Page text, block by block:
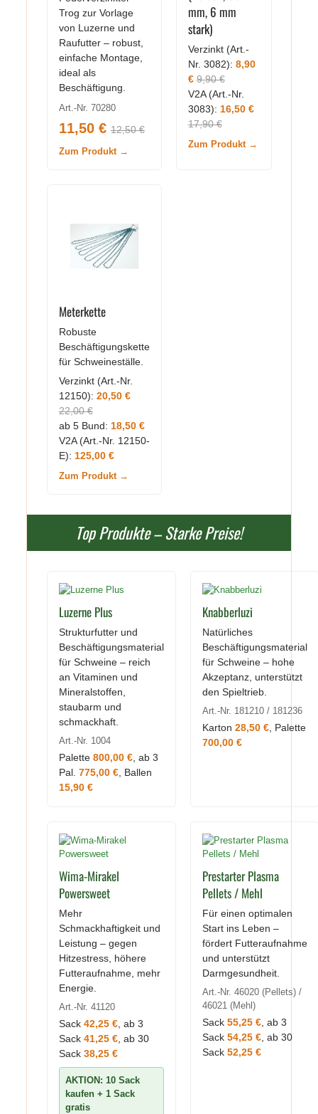
Trog zur Vorlage
von Luzerne und
Raufutter – robust,
einfache Montage,
ideal als
Beschäftigung.
Art.-Nr. 70280
11,50 € 12,50 €
Zum Produkt →
mm, 6 mm
stark)
Verzinkt (Art.-
Nr. 3082): 8,90
€ 9,90 €
V2A (Art.-Nr.
3083): 16,50 €
17,90 €
Zum Produkt →
Meterkette
Robuste
Beschäftigungskette
für Schweineställe.
Verzinkt (Art.-Nr.
12150): 20,50 €
22,00 €
ab 5 Bund: 18,50 €
V2A (Art.-Nr. 12150-
E): 125,00 €
Zum Produkt →
Top Produkte – Starke Preise!
Luzerne Plus
Strukturfutter und
Beschäftigungsmaterial
für Schweine – reich
an Vitaminen und
Mineralstoffen,
staubarm und
schmackhaft.
Art.-Nr. 1004
Palette 800,00 €, ab 3
Pal. 775,00 €, Ballen
15,90 €
Knabberluzi
Natürliches
Beschäftigungsmaterial
für Schweine – hohe
Akzeptanz, unterstützt
den Spieltrieb.
Art.-Nr. 181210 / 181236
Karton 28,50 €, Palette
700,00 €
Wima-Mirakel
Powersweet
Mehr
Schmackhaftigkeit und
Leistung – gegen
Hitzestress, höhere
Futteraufnahme, mehr
Energie.
Art.-Nr. 41120
Sack 42,25 €, ab 3
Sack 41,25 €, ab 30
Sack 38,25 €
AKTION: 10 Sack
kaufen + 1 Sack
gratis
Prestarter Plasma
Pellets / Mehl
Für einen optimalen
Start ins Leben –
fördert Futteraufnahme
und unterstützt
Darmgesundheit.
Art.-Nr. 46020 (Pellets) /
46021 (Mehl)
Sack 55,25 €, ab 3
Sack 54,25 €, ab 30
Sack 52,25 €